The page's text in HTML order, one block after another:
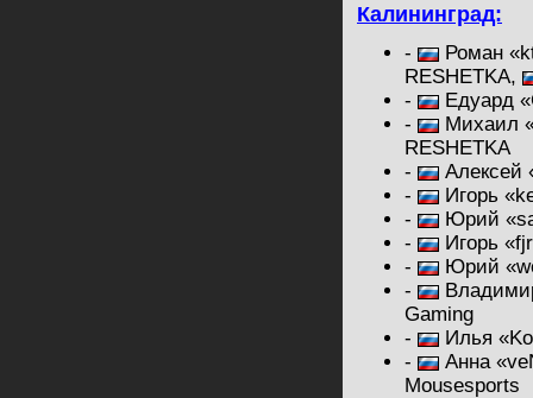
Калининград:
-
Роман
RESHETKA,
-
Едуард
-
Михаил
RESHETKA
-
Алексей
-
Игорь
-
Юрий
-
Игорь
-
Юрий
-
Gaming
-
Илья
-
Анна
Mousesports